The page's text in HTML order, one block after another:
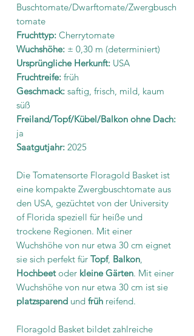
Buschtomate/Dwarftomate/Zwergbusch
tomate
Fruchttyp: Cherrytomate
Wuchshöhe: ± 0,30 m (determiniert)
Ursprüngliche Herkunft: USA
Fruchtreife: früh
Geschmack: saftig, frisch, mild, kaum
süß
Freiland/Topf/Kübel/Balkon ohne Dach:
ja
Saatgutjahr: 2025
Die Tomatensorte Floragold Basket ist
eine kompakte Zwergbuschtomate aus
den USA, gezüchtet von der University
of Florida speziell für heiße und
trockene Regionen. Mit einer
Wuchshöhe von nur etwa 30 cm eignet
sie sich perfekt für Topf, Balkon
Hochbeetoder kleine Gärten. Mit einer
Wuchshöhe von nur etwa 30 cm ist sie
platzsparend und früh reifend.
Floragold Basket bildet zahlreiche